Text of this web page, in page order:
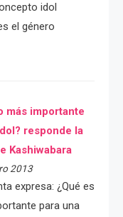
idol
el género
más importante
responde la
Kashiwabara
2013
expresa: ¿Qué es
para una